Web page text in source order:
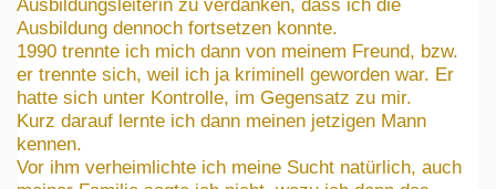
Ausbildungsleiterin zu verdanken, dass ich die
Ausbildung dennoch fortsetzen konnte.
1990 trennte ich mich dann von meinem Freund, bzw.
er trennte sich, weil ich ja kriminell geworden war. Er
hatte sich unter Kontrolle, im Gegensatz zu mir.
Kurz darauf lernte ich dann meinen jetzigen Mann
kennen.
Vor ihm verheimlichte ich meine Sucht natürlich, auch